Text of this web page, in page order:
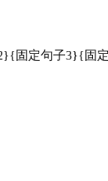
固定句子3}{固